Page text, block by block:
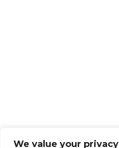
We value your privacy